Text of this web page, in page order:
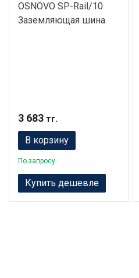
OSNOVO SP-Rail/10
Заземляющая шина
3 683 тг.
В корзину
По запросу
Купить дешевле